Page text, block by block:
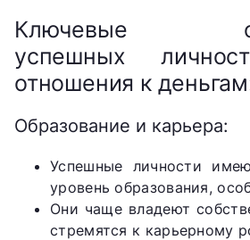
Ключевые
успешных
отношения к
Образование и карьера:
Успешные личности
уровень образования,
Они чаще владеют
стремятся к карьерному